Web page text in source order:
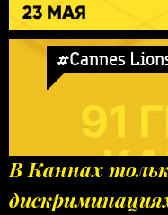
23 МАЯ
#Cannes
В Каннах